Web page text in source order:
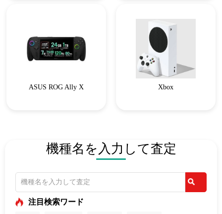
ASUS ROG Ally X Xbox
機種名を入力して査定
注目検索ワード